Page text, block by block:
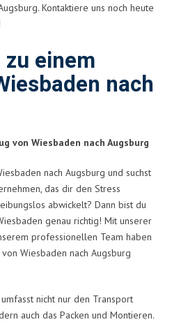
Kontaktiere uns noch heute
einem
nach
von Wiesbaden nach Augsburg
nach Augsburg und suchst
das dir den Stress
abwickelt? Dann bist du
genau richtig! Mit unserer
professionellen Team haben
Wiesbaden nach Augsburg
nicht nur den Transport
auch das Packen und Montieren.